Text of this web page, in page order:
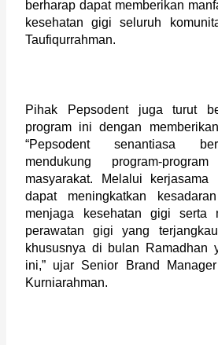
berharap dapat memberikan
kesehatan gigi seluruh
Taufiqurrahman.
Pihak Pepsodent juga turut
program ini dengan
“Pepsodent senantiasa
mendukung program-
masyarakat. Melalui
dapat meningkatkan
menjaga kesehatan gigi serta
perawatan gigi yang
khususnya di bulan Ramadhan
ini,” ujar Senior Brand
Kurniarahman.